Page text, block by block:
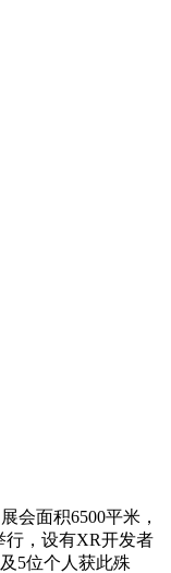
会面积6500平米，
行，设有XR开发者
5位个人获此殊